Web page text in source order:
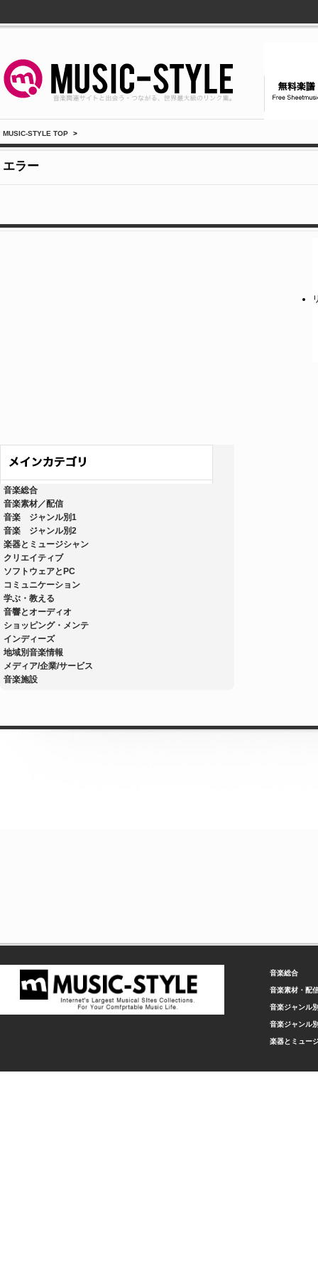
MUSIC-STYLE TOP >
エラー
音楽総合
音楽素材／配信
音楽 ジャンル別1
音楽 ジャンル別2
楽器とミュージシャン
クリエイティブ
ソフトウェアとPC
コミュニケーション
学ぶ・教える
音響とオーディオ
ショッピング・メンテ
インディーズ
地域別音楽情報
メディア/企業/サービス
音楽施設
音楽総合
音楽素材・配
音楽ジャンル
音楽ジャンル
楽器とミュー